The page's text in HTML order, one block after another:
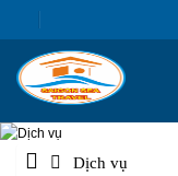
Dịch vụ